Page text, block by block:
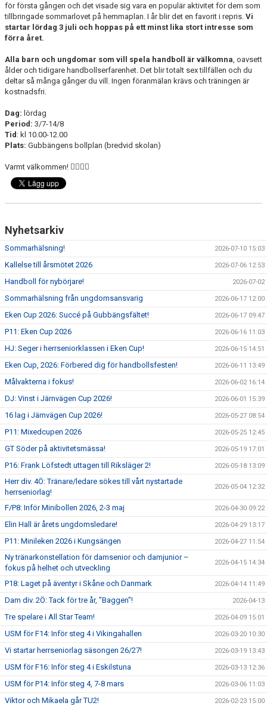
för första gången och det visade sig vara en populär aktivitet för dem som
tillbringade sommarlovet på hemmaplan. I år blir det en favorit i repris. Vi
startar lördag 3 juli och hoppas på ett minst lika stort intresse som
förra året.
Alla barn och ungdomar som vill spela handboll är välkomna , oavsett
ålder och tidigare handbollserfarenhet. Det blir totalt sex tillfällen och du
deltar så många gånger du vill. Ingen föranmälan krävs och träningen är
kostnadsfri.
Dag: lördag
Period: 3/7-14/8
Tid: kl 10.00-12.00
Plats: Gubbängens bollplan (bredvid skolan)
Varmt välkommen! 🤾‍♂️🤾‍♀️
Nyhetsarkiv
Sommarhälsning! 2026-07-10 15:03
Kallelse till årsmötet 2026 2026-07-06 12:53
Handboll för nybörjare! 2026-07-02
Sommarhälsning från ungdomsansvarig 2026-06-17 12:00
Eken Cup 2026: Succé på Gubbängsfältet! 2026-06-17 09:47
P11: Eken Cup 2026 2026-06-16 11:03
HJ: Seger i herrseniorklassen i Eken Cup! 2026-06-15 14:51
Eken Cup, 2026: Förbered dig för handbollsfesten! 2026-06-11 13:49
Målvakterna i fokus! 2026-06-02 16:14
DJ: Vinst i Järnvägen Cup 2026! 2026-06-01 15:39
16 lag i Järnvägen Cup 2026! 2026-05-27 08:54
P11: Mixedcupen 2026 2026-05-25 12:45
GT Söder på aktivitetsmässa! 2026-05-19 17:01
P16: Frank Löfstedt uttagen till Riksläger 2! 2026-05-18 13:09
Herr div. 4Ö: Tränare/ledare sökes till vårt nystartade
herrseniorlag!
2026-05-04 12:32
F/P8: Inför Minibollen 2026, 2-3 maj 2026-04-30 09:22
Elin Hall är årets ungdomsledare! 2026-04-29 13:17
P11: Minileken 2026 i Kungsängen 2026-04-27 11:54
Ny tränarkonstellation för damsenior och damjunior –
fokus på helhet och utveckling
2026-04-15 14:34
P18: Laget på äventyr i Skåne och Danmark 2026-04-14 11:49
Dam div. 2Ö: Tack för tre år, "Baggen"! 2026-04-13
Tre spelare i All Star Team! 2026-04-09 15:01
USM för F14: Inför steg 4 i Vikingahallen 2026-03-20 10:30
Vi startar herrseniorlag säsongen 26/27! 2026-03-19 13:43
USM för F16: Inför steg 4 i Eskilstuna 2026-03-13 12:36
USM för P14: Inför steg 4, 7-8 mars 2026-03-06 11:03
Viktor och Mikaela går TU2! 2026-02-23 15:00